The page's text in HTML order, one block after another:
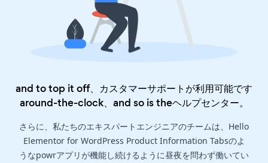
and to top it off、カスタマーサポートが利用可能です
around-the-clock、and so is theヘルプセンター。
さらに、私たちのエキスパートエンジニアのチームは、Hello
Elementor for WordPress Product Information Tabsのよ
うなpowrアプリが機能し続けるように昼夜を問わず働いてい